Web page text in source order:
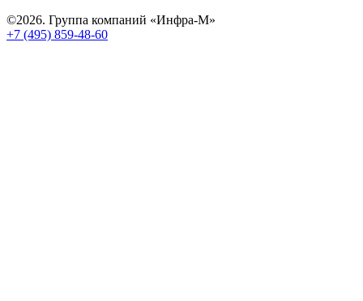
©2026. Группа компаний «Инфра-М»
+7 (495) 859-48-60